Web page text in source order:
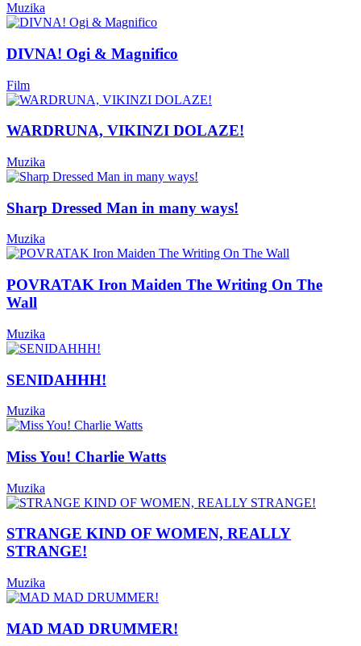
Muzika
DIVNA! Ogi & Magnifico
Film
WARDRUNA, VIKINZI DOLAZE!
Muzika
Sharp Dressed Man in many ways!
Muzika
POVRATAK Iron Maiden The Writing On The
Wall
Muzika
SENIDAHHH!
Muzika
Miss You! Charlie Watts
Muzika
STRANGE KIND OF WOMEN, REALLY
STRANGE!
Muzika
MAD MAD DRUMMER!